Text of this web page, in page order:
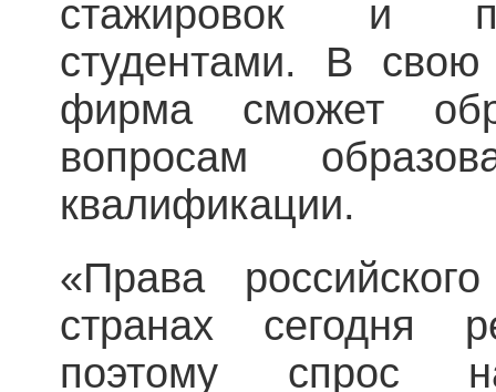
стажировок и
студентами. В свою
фирма сможет
вопросам
квалификации.
«Права
странах сегодня
поэтому спрос